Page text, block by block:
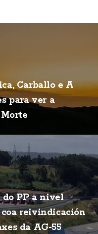
Carballo e A
para ver a
PP a nivel
reivindicación
da AG-55